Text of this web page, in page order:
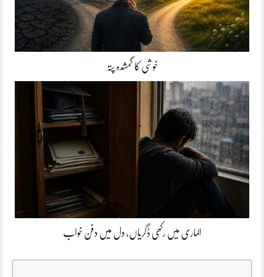
خوشی کا گمشدہ پتہ
الماری میں رکھی ڈگریاں، دل میں دفن خواب